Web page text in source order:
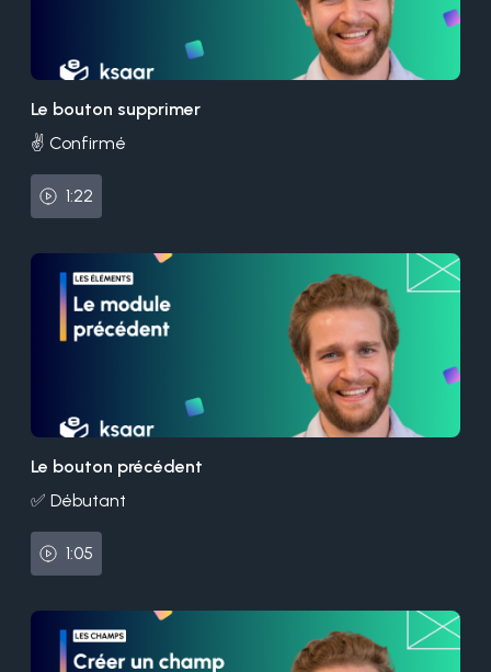
Le bouton supprimer
✌️ Confirmé
1:22
Le bouton précédent
✅ Débutant
1:05